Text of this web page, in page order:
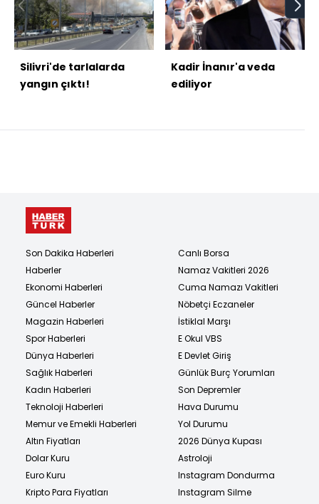
Silivri'de tarlalarda
yangın çıktı!
Kadir İnanır'a veda
ediliyor
Son Dakika Haberleri
Haberler
Ekonomi Haberleri
Güncel Haberler
Magazin Haberleri
Spor Haberleri
Dünya Haberleri
Sağlık Haberleri
Kadın Haberleri
Teknoloji Haberleri
Memur ve Emekli Haberleri
Altın Fiyatları
Dolar Kuru
Euro Kuru
Kripto Para Fiyatları
Canlı Borsa
Namaz Vakitleri 2026
Cuma Namazı Vakitleri
Nöbetçi Eczaneler
İstiklal Marşı
E Okul VBS
E Devlet Giriş
Günlük Burç Yorumları
Son Depremler
Hava Durumu
Yol Durumu
2026 Dünya Kupası
Astroloji
Instagram Dondurma
Instagram Silme